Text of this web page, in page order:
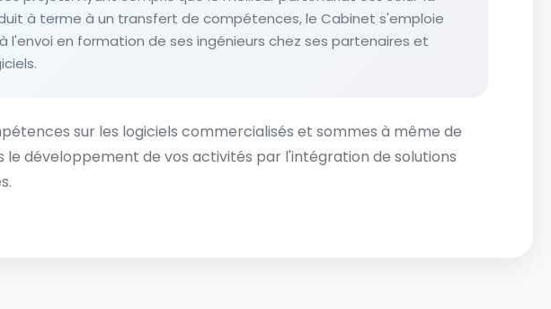
à terme à un transfert de compétences, le Cabinet s'emploie
l'envoi en formation de ses ingénieurs chez ses partenaires et
sur les logiciels commercialisés et sommes à même de
le développement de vos activités par l'intégration de solutions